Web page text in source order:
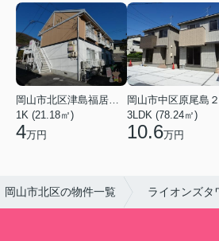
岡山市北区津島福居１丁目
1K (21.18㎡)
4万円
3LDK (78.24㎡)
10.6万円
岡山市北区の物件一覧 ライオンズタ